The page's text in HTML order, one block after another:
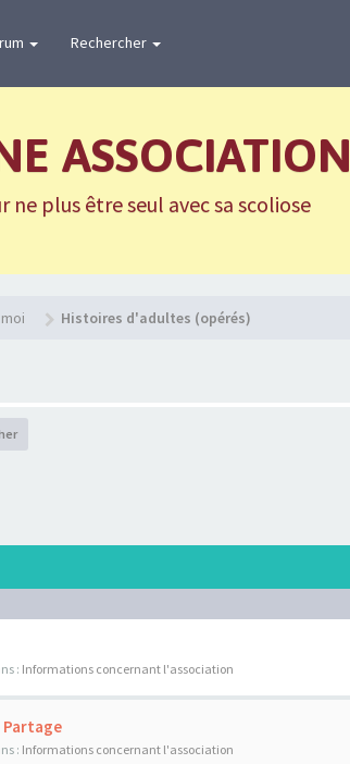
Rechercher
ASSOCIATION
ne plus être seul avec sa scoliose
Histoires d'adultes (opérés)
: Informations concernant l'association
Partage
: Informations concernant l'association